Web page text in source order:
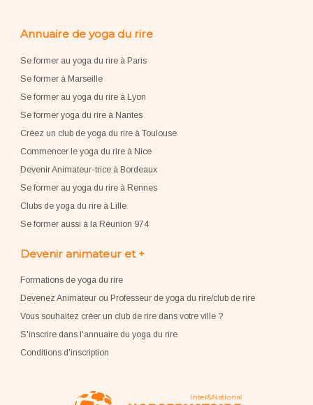
Annuaire de yoga du rire
Se former au yoga du rire à Paris
Se former à Marseille
Se former au yoga du rire à Lyon
Se former yoga du rire à Nantes
Créez un club de yoga du rire à Toulouse
Commencer le yoga du rire à Nice
Devenir Animateur-trice à Bordeaux
Se former au yoga du rire à Rennes
Clubs de yoga du rire à Lille
Se former aussi à la Réunion 974
Devenir animateur et +
Formations de yoga du rire
Devenez Animateur ou Professeur de yoga du rire/club de rire
Vous souhaitez créer un club de rire dans votre ville ?
S'inscrire dans l'annuaire du yoga du rire
Conditions d'inscription